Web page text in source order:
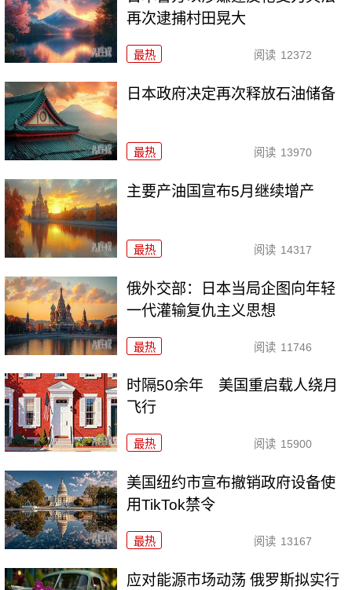
再次逮捕村田晃大
最热 阅读 12372
日本政府决定再次释放石油储备
最热 阅读 13970
主要产油国宣布5月继续增产
最热 阅读 14317
俄外交部：日本当局企图向年轻
一代灌输复仇主义思想
最热 阅读 11746
时隔50余年 美国重启载人绕月
飞行
最热 阅读 15900
美国纽约市宣布撤销政府设备使
用TikTok禁令
最热 阅读 13167
应对能源市场动荡 俄罗斯拟实行